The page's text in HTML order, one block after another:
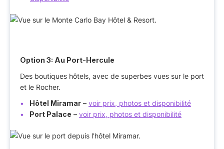
Option 3: Au Port-Hercule
Des boutiques hôtels, avec de superbes vues sur le port
et le Rocher.
Hôtel Miramar – voir prix, photos et disponibilité
Port Palace – voir prix, photos et disponibilité